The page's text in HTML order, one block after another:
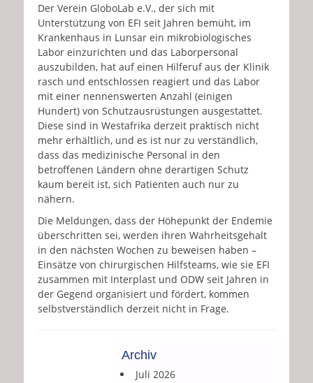
Der Verein GloboLab e.V., der sich mit
Unterstützung von EFI seit Jahren bemüht, im
Krankenhaus in Lunsar ein mikrobiologisches
Labor einzurichten und das Laborpersonal
auszubilden, hat auf einen Hilferuf aus der Klinik
rasch und entschlossen reagiert und das Labor
mit einer nennenswerten Anzahl (einigen
Hundert) von Schutzausrüstungen ausgestattet.
Diese sind in Westafrika derzeit praktisch nicht
mehr erhältlich, und es ist nur zu verständlich,
dass das medizinische Personal in den
betroffenen Ländern ohne derartigen Schutz
kaum bereit ist, sich Patienten auch nur zu
nähern.
Die Meldungen, dass der Höhepunkt der Endemie
überschritten sei, werden ihren Wahrheitsgehalt
in den nächsten Wochen zu beweisen haben –
Einsätze von chirurgischen Hilfsteams, wie sie EFI
zusammen mit Interplast und ODW seit Jahren in
der Gegend organisiert und fördert, kommen
selbstverständlich derzeit nicht in Frage.
Archiv
Juli 2026